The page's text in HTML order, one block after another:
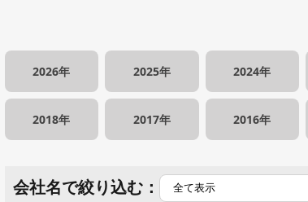
2026年 2025年 2024年
2018年 2017年 2016年
会社名で絞り込む：